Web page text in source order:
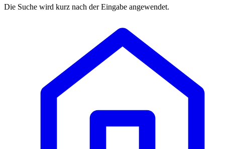
Die Suche wird kurz nach der Eingabe angewendet.